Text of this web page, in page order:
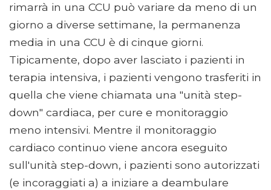
rimarrà in una CCU può variare da meno di un
giorno a diverse settimane, la permanenza
media in una CCU è di cinque giorni.
Tipicamente, dopo aver lasciato i pazienti in
terapia intensiva, i pazienti vengono trasferiti in
quella che viene chiamata una "unità step-
down" cardiaca, per cure e monitoraggio
meno intensivi. Mentre il monitoraggio
cardiaco continuo viene ancora eseguito
sull'unità step-down, i pazienti sono autorizzati
(e incoraggiati a) a iniziare a deambulare